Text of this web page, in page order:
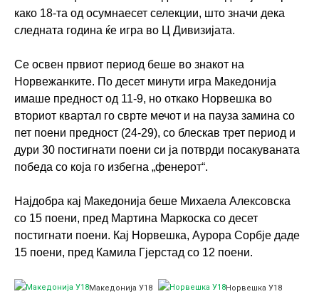
како 18-та од осумнаесет селекции, што значи дека
следната година ќе игра во Ц Дивизијата.
Се освен првиот период беше во знакот на
Норвежанките. По десет минути игра Македонија
имаше предност од 11-9, но откако Норвешка во
вториот квартал го сврте мечот и на пауза замина со
пет поени предност (24-29), со блескав трет период и
дури 30 постигнати поени си ја потврди посакуваната
победа со која го избегна „фенерот“.
Најдобра кај Македонија беше Михаела Алексовска
со 15 поени, пред Мартина Маркоска со десет
постигнати поени. Кај Норвешка, Аурора Сорбје даде
15 поени, пред Камила Гјерстад со 12 поени.
Македонија У18 Норвешка У18